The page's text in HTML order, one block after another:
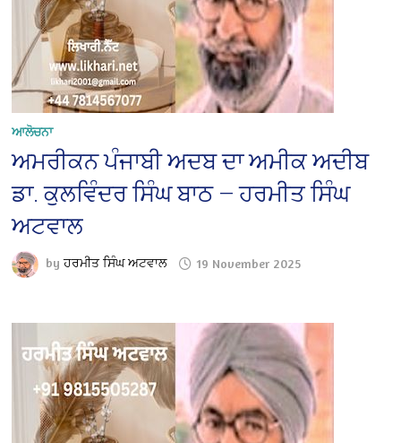
ਆਲੋਚਨਾ
ਅਮਰੀਕਨ ਪੰਜਾਬੀ ਅਦਬ ਦਾ ਅਮੀਕ ਅਦੀਬ
ਡਾ. ਕੁਲਵਿੰਦਰ ਸਿੰਘ ਬਾਠ — ਹਰਮੀਤ ਸਿੰਘ
ਅਟਵਾਲ
byਹਰਮੀਤ ਸਿੰਘ ਅਟਵਾਲ 19 November 2025